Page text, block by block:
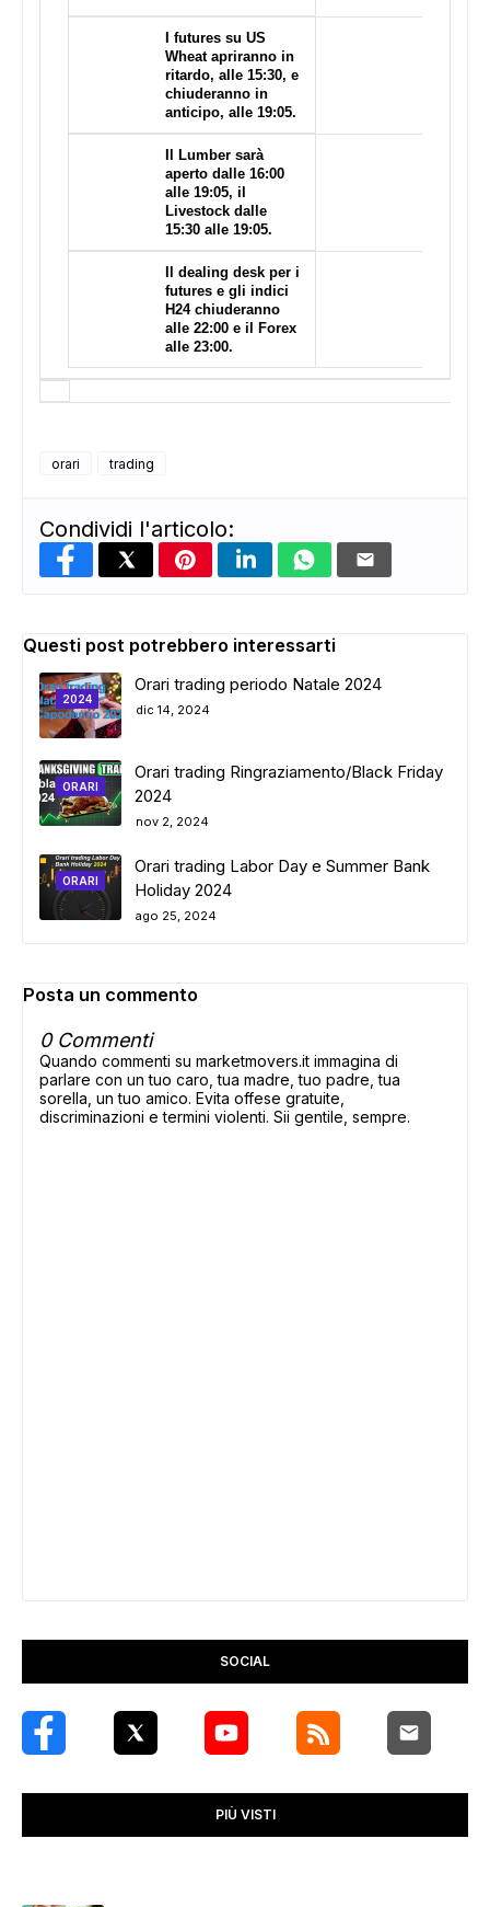
I futures su US
Wheat apriranno in
ritardo, alle 15:30, e
chiuderanno in
anticipo, alle 19:05.
Il Lumber sarà
aperto dalle 16:00
alle 19:05, il
Livestock dalle
15:30 alle 19:05.
Il dealing desk per i
futures e gli indici
H24 chiuderanno
alle 22:00 e il Forex
alle 23:00.
orari trading
Condividi l'articolo:
Questi post potrebbero interessarti
2024
Orari trading periodo Natale 2024
dic 14, 2024
ORARI
Orari trading Ringraziamento/Black Friday
2024
nov 2, 2024
ORARI
Orari trading Labor Day e Summer Bank
Holiday 2024
ago 25, 2024
Posta un commento
0 Commenti
Quando commenti su marketmovers.it immagina di
parlare con un tuo caro, tua madre, tuo padre, tua
sorella, un tuo amico. Evita offese gratuite,
discriminazioni e termini violenti. Sii gentile, sempre.
SOCIAL
PIÙ VISTI